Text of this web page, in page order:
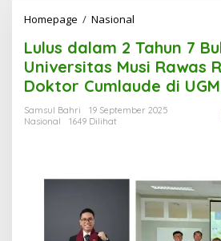
Homepage / Nasional
l
u
s
d
a
T
a
Lulus dalam 2 Tahun 7
Universitas Musi Rawas
Doktor Cumlaude di UGM
Samsul Bahri
19 September 2025
Nasional
1649 Dilihat